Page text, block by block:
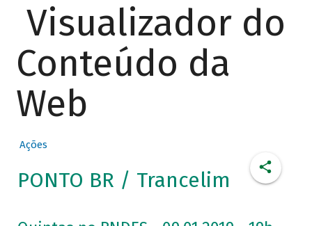
Visualizador do
Conteúdo da
Web
Ações
PONTO BR / Trancelim